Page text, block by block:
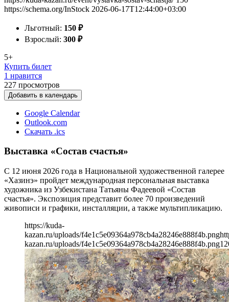
https://schema.org/InStock 2026-06-17T12:44:00+03:00
Льготный: 150 ₽
Взрослый: 300 ₽
5+
Купить билет
1 нравится
227 просмотров
Добавить в календарь
Google Calendar
Outlook.com
Скачать .ics
Выставка «Состав счастья»
С 12 июня 2026 года в Национальной художественной галерее
«Хазинэ» пройдет международная персональная выставка
художника из Узбекистана Татьяны Фадеевой «Состав
счастья». Экспозиция представит более 70 произведений
живописи и графики, инсталляции, а также мультипликацию.
https://kuda-
kazan.ru/uploads/f4e1c5e09364a978cb4a28246e888f4b.png
kazan.ru/uploads/f4e1c5e09364a978cb4a28246e888f4b.png